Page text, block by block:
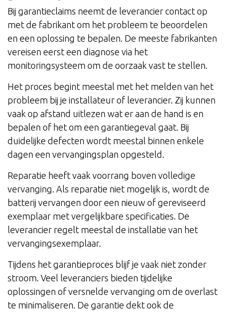
Bij garantieclaims neemt de leverancier contact op
met de fabrikant om het probleem te beoordelen
en een oplossing te bepalen. De meeste fabrikanten
vereisen eerst een diagnose via het
monitoringsysteem om de oorzaak vast te stellen.
Het proces begint meestal met het melden van het
probleem bij je installateur of leverancier. Zij kunnen
vaak op afstand uitlezen wat er aan de hand is en
bepalen of het om een garantiegeval gaat. Bij
duidelijke defecten wordt meestal binnen enkele
dagen een vervangingsplan opgesteld.
Reparatie heeft vaak voorrang boven volledige
vervanging. Als reparatie niet mogelijk is, wordt de
batterij vervangen door een nieuw of gereviseerd
exemplaar met vergelijkbare specificaties. De
leverancier regelt meestal de installatie van het
vervangingsexemplaar.
Tijdens het garantieproces blijf je vaak niet zonder
stroom. Veel leveranciers bieden tijdelijke
oplossingen of versnelde vervanging om de overlast
te minimaliseren. De garantie dekt ook de